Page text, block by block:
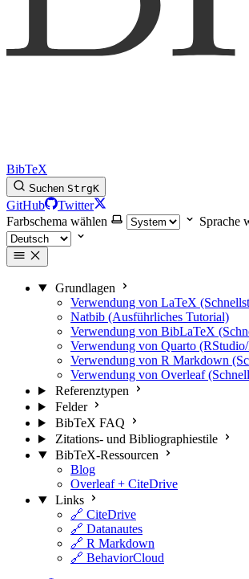
BibTeX
Suchen StrgK
GitHub
Twitter
Farbschema wählen
Sprache
Grundlagen
Verwendung von LaTeX
Natbib (Ausführliches Tutorial)
Verwendung von BibLaTeX
Verwendung von Quarto
Verwendung von R Markdown
Verwendung von Overleaf
Referenztypen
Felder
BibTeX FAQ
Zitations- und Bibliographiestile
BibTeX-Ressourcen
Blog
Overleaf + CiteDrive
Links
🔗 CiteDrive
🔗 Datanautes
🔗 R Markdown
🔗 BehaviorCloud